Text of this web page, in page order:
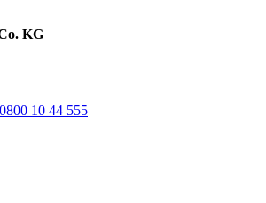
KG
0800 10 44 555